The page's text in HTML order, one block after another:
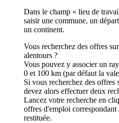
Dans le champ « lieu de
saisir une commune, un
un continent.
Vous recherchez des offres
alentours ?
Vous pouvez y associer un
0 et 100 km (par défaut la
Si vous recherchez des offres
devez alors effectuer deux
Lancez votre recherche en
offres d'emploi correspondant
restituée.